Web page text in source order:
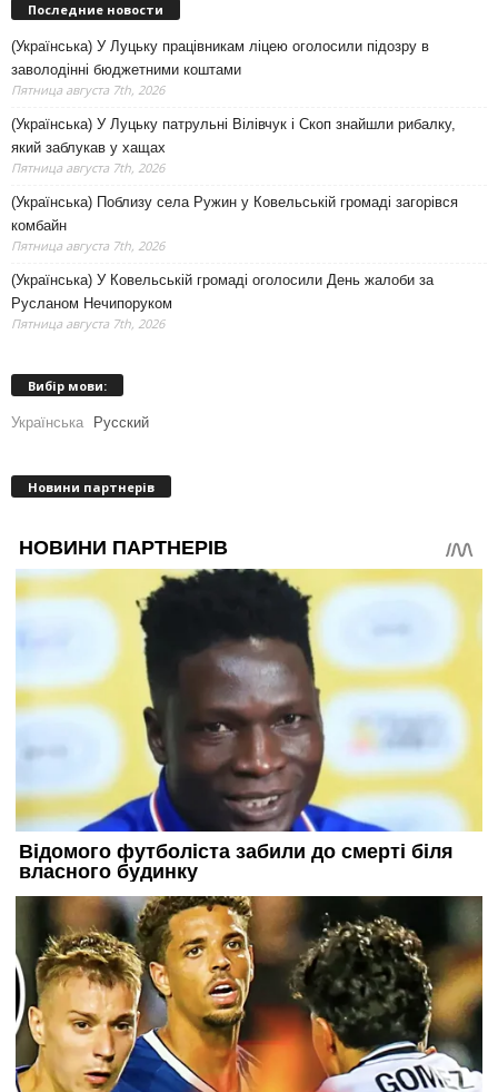
Последние новости
(Українська) У Луцьку працівникам ліцею оголосили підозру в
заволодінні бюджетними коштами
Пятница августа 7th, 2026
(Українська) У Луцьку патрульні Вілівчук і Скоп знайшли рибалку,
який заблукав у хащах
Пятница августа 7th, 2026
(Українська) Поблизу села Ружин у Ковельській громаді загорівся
комбайн
Пятница августа 7th, 2026
(Українська) У Ковельській громаді оголосили День жалоби за
Русланом Нечипоруком
Пятница августа 7th, 2026
Вибір мови:
Українська Русский
Новини партнерів